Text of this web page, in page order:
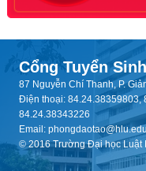
Cổng Tuyển Sinh
87 Nguyễn Chí Thanh, P.
Điện thoại: 84.24.38359803,
84.24.38343226
Email:
© 2016 Trường Đại học Luật